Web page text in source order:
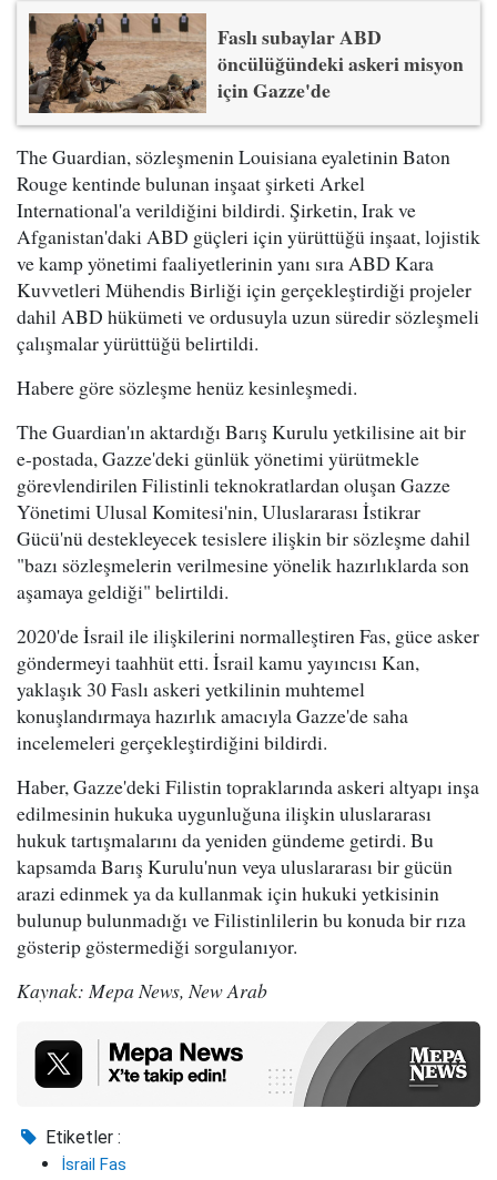
Faslı subaylar ABD
öncülüğündeki askeri misyon
için Gazze'de
The Guardian, sözleşmenin Louisiana eyaletinin Baton
Rouge kentinde bulunan inşaat şirketi Arkel
International'a verildiğini bildirdi. Şirketin, Irak ve
Afganistan'daki ABD güçleri için yürüttüğü inşaat, lojistik
ve kamp yönetimi faaliyetlerinin yanı sıra ABD Kara
Kuvvetleri Mühendis Birliği için gerçekleştirdiği projeler
dahil ABD hükümeti ve ordusuyla uzun süredir sözleşmeli
çalışmalar yürüttüğü belirtildi.
Habere göre sözleşme henüz kesinleşmedi.
The Guardian'ın aktardığı Barış Kurulu yetkilisine ait bir
e-postada, Gazze'deki günlük yönetimi yürütmekle
görevlendirilen Filistinli teknokratlardan oluşan Gazze
Yönetimi Ulusal Komitesi'nin, Uluslararası İstikrar
Gücü'nü destekleyecek tesislere ilişkin bir sözleşme dahil
"bazı sözleşmelerin verilmesine yönelik hazırlıklarda son
aşamaya geldiği" belirtildi.
2020'de İsrail ile ilişkilerini normalleştiren Fas, güce asker
göndermeyi taahhüt etti. İsrail kamu yayıncısı Kan,
yaklaşık 30 Faslı askeri yetkilinin muhtemel
konuşlandırmaya hazırlık amacıyla Gazze'de saha
incelemeleri gerçekleştirdiğini bildirdi.
Haber, Gazze'deki Filistin topraklarında askeri altyapı inşa
edilmesinin hukuka uygunluğuna ilişkin uluslararası
hukuk tartışmalarını da yeniden gündeme getirdi. Bu
kapsamda Barış Kurulu'nun veya uluslararası bir gücün
arazi edinmek ya da kullanmak için hukuki yetkisinin
bulunup bulunmadığı ve Filistinlilerin bu konuda bir rıza
gösterip göstermediği sorgulanıyor.
Kaynak: Mepa News, New Arab
Etiketler :
İsrail Fas